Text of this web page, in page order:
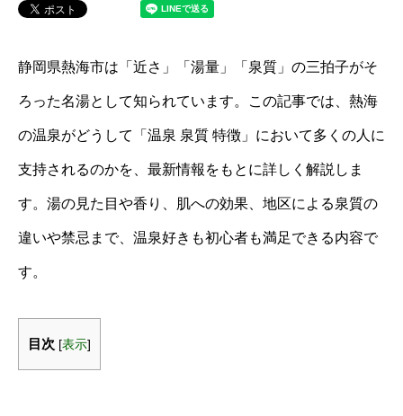
静岡県熱海市は「近さ」「湯量」「泉質」の三拍子がそ
ろった名湯として知られています。この記事では、熱海
の温泉がどうして「温泉 泉質 特徴」において多くの人に
支持されるのかを、最新情報をもとに詳しく解説しま
す。湯の見た目や香り、肌への効果、地区による泉質の
違いや禁忌まで、温泉好きも初心者も満足できる内容で
す。
目次 [表示]